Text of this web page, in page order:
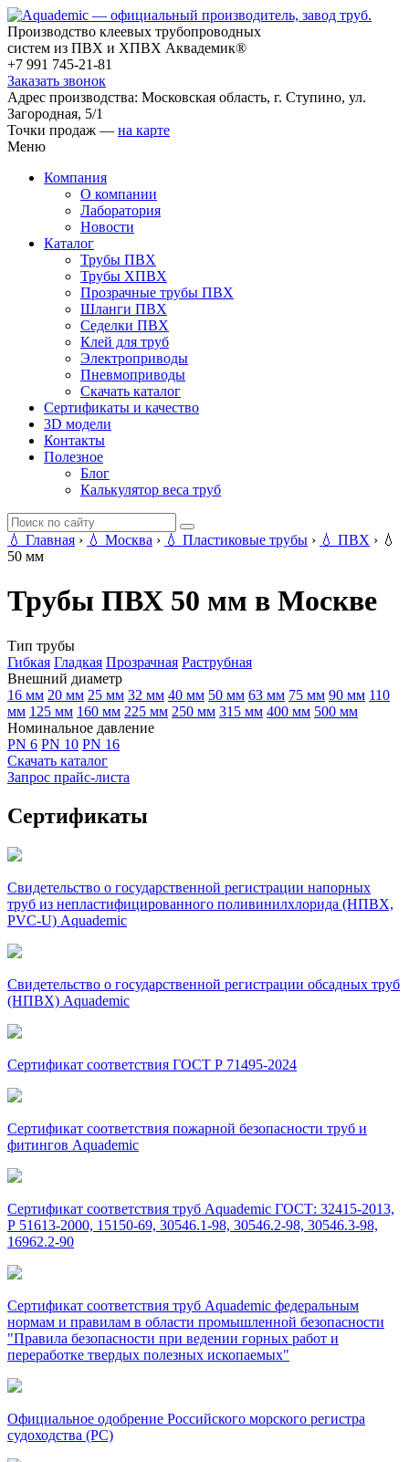
Производство клеевых трубопроводных
систем из ПВХ и ХПВХ Аквадемик®
+7 991 745-21-81
Заказать звонок
Адрес производства: Московская область, г. Ступино, ул.
Загородная, 5/1
Точки продаж — на карте
Меню
Компания
О компании
Лаборатория
Новости
Каталог
Трубы ПВХ
Трубы ХПВХ
Прозрачные трубы ПВХ
Шланги ПВХ
Седелки ПВХ
Клей для труб
Электроприводы
Пневмоприводы
Скачать каталог
Сертификаты и качество
3D модели
Контакты
Полезное
Блог
Калькулятор веса труб
💧 Главная › 💧 Москва › 💧 Пластиковые трубы › 💧 ПВХ › 💧
50 мм
Трубы ПВХ 50 мм в Москве
Тип трубы
Гибкая Гладкая Прозрачная Раструбная
Внешний диаметр
16 мм 20 мм 25 мм 32 мм 40 мм 50 мм 63 мм 75 мм 90 мм 110
мм 125 мм 160 мм 225 мм 250 мм 315 мм 400 мм 500 мм
Номинальное давление
PN 6 PN 10 PN 16
Скачать каталог
Запрос прайс-листа
Сертификаты
Свидетельство о государственной регистрации напорных
труб из непластифицированного поливинилхлорида (НПВХ,
PVC-U) Aquademic
Свидетельство о государственной регистрации обсадных труб
(НПВХ) Aquademic
Сертификат соответствия ГОСТ Р 71495-2024
Сертификат соответствия пожарной безопасности труб и
фитингов Aquademic
Сертификат соответствия труб Aquademic ГОСТ: 32415-2013,
Р 51613-2000, 15150-69, 30546.1-98, 30546.2-98, 30546.3-98,
16962.2-90
Сертификат соответствия труб Aquademic федеральным
нормам и правилам в области промышленной безопасности
"Правила безопасности при ведении горных работ и
переработке твердых полезных ископаемых"
Официальное одобрение Российского морского регистра
судоходства (РС)